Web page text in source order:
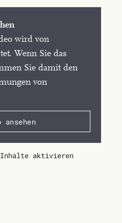
wird von
Wenn Sie das
Sie damit den
von
ansehen
aktivieren